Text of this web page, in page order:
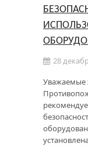
28
Уважаемые